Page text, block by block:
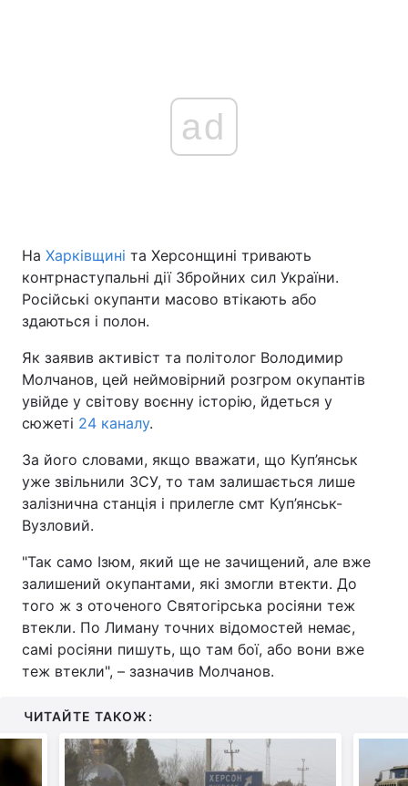
ad
На Харківщині та Херсонщині тривають
контрнаступальні дії Збройних сил України.
Російські окупанти масово втікають або
здаються і полон.
Як заявив активіст та політолог Володимир
Молчанов, цей неймовірний розгром окупантів
увійде у світову воєнну історію, йдеться у
сюжеті 24 каналу.
За його словами, якщо вважати, що Куп’янськ
уже звільнили ЗСУ, то там залишається лише
залізнична станція і прилегле смт Куп’янськ-
Вузловий.
"Так само Ізюм, який ще не зачищений, але вже
залишений окупантами, які змогли втекти. До
того ж з оточеного Святогірська росіяни теж
втекли. По Лиману точних відомостей немає,
самі росіяни пишуть, що там бої, або вони вже
теж втекли", – зазначив Молчанов.
ЧИТАЙТЕ ТАКОЖ: